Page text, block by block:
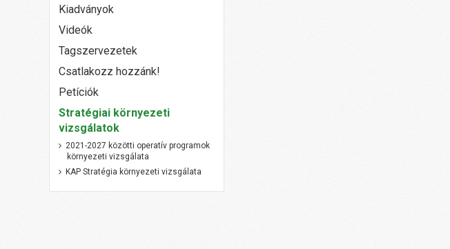
Kiadványok
Videók
Tagszervezetek
Csatlakozz hozzánk!
Petíciók
Stratégiai környezeti
vizsgálatok
2021-2027 közötti operatív programok
környezeti vizsgálata
KAP Stratégia környezeti vizsgálata